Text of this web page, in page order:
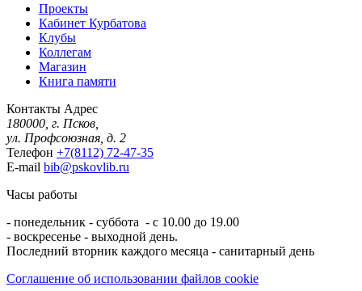
Проекты
Кабинет Курбатова
Клубы
Коллегам
Магазин
Книга памяти
Контакты Адрес
180000, г. Псков,
ул. Профсоюзная, д. 2
Телефон +7(8112) 72-47-35
E-mail bib@pskovlib.ru
Часы работы
- понедельник - суббота - с 10.00 до 19.00
- воскресенье - выходной день.
Последний вторник каждого месяца - санитарный день
Соглашение об использовании файлов cookie